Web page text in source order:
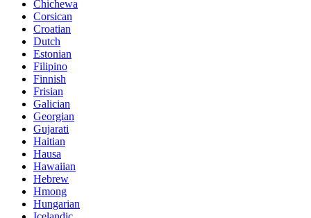
Chichewa
Corsican
Croatian
Dutch
Estonian
Filipino
Finnish
Frisian
Galician
Georgian
Gujarati
Haitian
Hausa
Hawaiian
Hebrew
Hmong
Hungarian